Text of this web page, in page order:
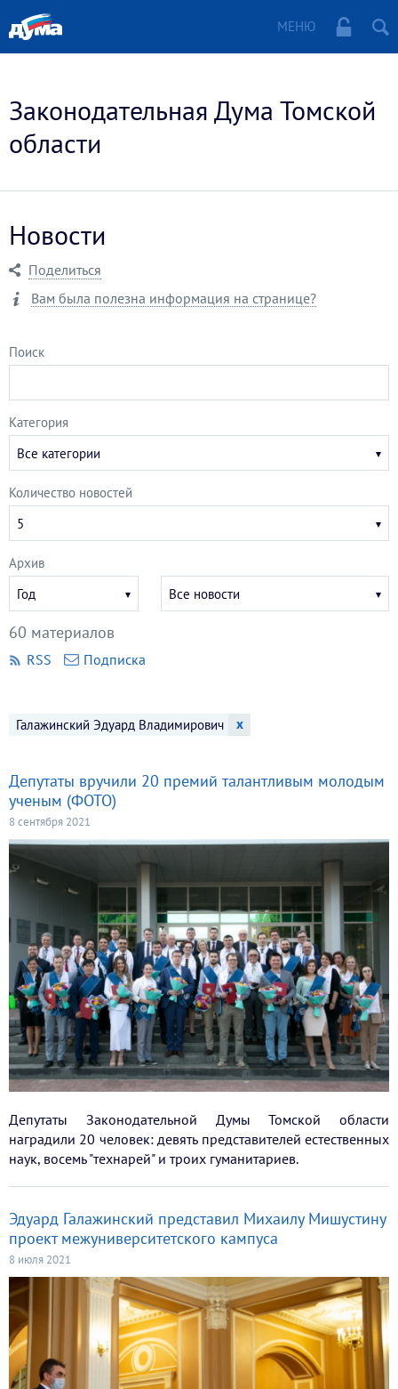
МЕНЮ
Законодательная Дума Томской
области
Новости
Поделиться
Вам была полезна информация на странице?
Галажинский Эдуард Владимирович x
Депутаты вручили 20 премий талантливым молодым
ученым (ФОТО)
8 сентября 2021
Депутаты Законодательной Думы Томской области
наградили 20 человек: девять представителей естественных
наук, восемь "технарей" и троих гуманитариев.
Эдуард Галажинский представил Михаилу Мишустину
проект межуниверситетского кампуса
8 июля 2021
Поиск
Категория
Все категории
Количество новостей
5
Архив
год
Год
месяц
Все новости
60 материалов
RSS Подписка